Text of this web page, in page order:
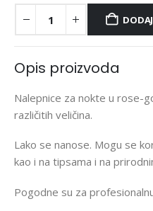
Opis proizvoda
Nalepnice za nokte u rose-
različitih veličina.
Lako se nanose. Mogu se
kao i na tipsama i na
Pogodne su za